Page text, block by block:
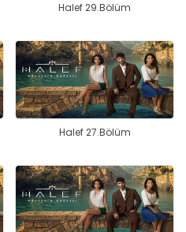
Halef 29.Bölüm
Halef 27.Bölüm